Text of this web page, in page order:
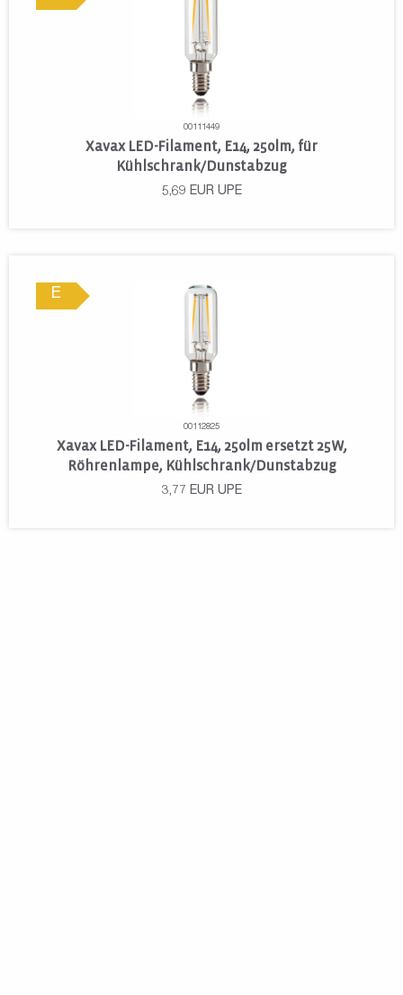
00111449
Xavax LED-Filament, E14, 250lm, für
Kühlschrank/Dunstabzug
5,69 EUR UPE
E
00112825
Xavax LED-Filament, E14, 250lm ersetzt 25W,
Röhrenlampe, Kühlschrank/Dunstabzug
3,77 EUR UPE